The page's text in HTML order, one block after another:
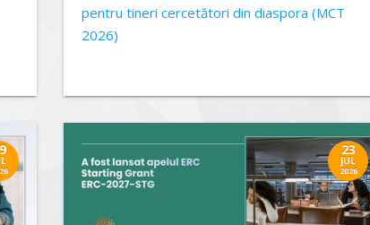
pentru tineri cercetători din diaspora (MCT
2026)
23
JUL
2026